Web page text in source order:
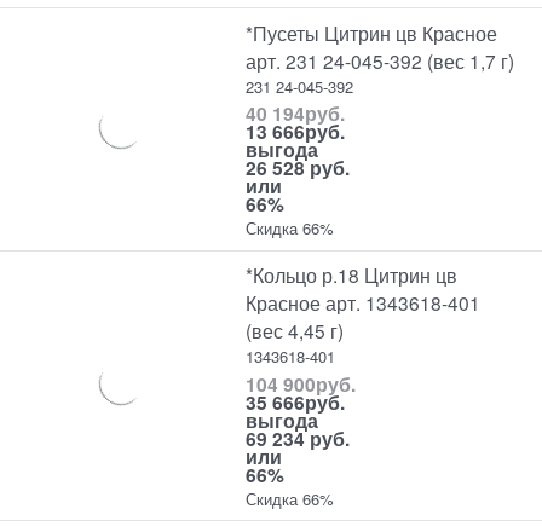
*Пусеты Цитрин цв Красное
арт. 231 24-045-392 (вес 1,7 г)
231 24-045-392
40 194руб.
13 666руб.
выгода
26 528 руб.
или
66%
Скидка 66%
*Кольцо р.18 Цитрин цв
Красное арт. 1343618-401
(вес 4,45 г)
1343618-401
104 900руб.
35 666руб.
выгода
69 234 руб.
или
66%
Скидка 66%